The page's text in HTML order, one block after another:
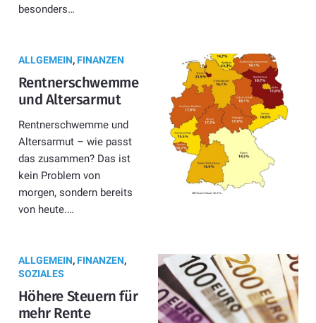
besonders…
ALLGEMEIN,FINANZEN
Rentnerschwemme
und Altersarmut
Rentnerschwemme und
Altersarmut – wie passt
das zusammen? Das ist
kein Problem von
morgen, sondern bereits
von heute.…
ALLGEMEIN,FINANZEN,
SOZIALES
Höhere Steuern für
mehr Rente